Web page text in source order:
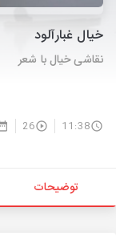
خیال غبارآلود
نقاشی خیال با شعر
11:38
26
توضیحات